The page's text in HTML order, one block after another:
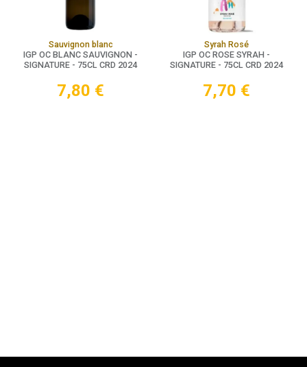
Sauvignon blanc
IGP OC BLANC SAUVIGNON -
SIGNATURE - 75CL CRD 2024
7,80 €
Syrah Rosé
IGP OC ROSE SYRAH -
SIGNATURE - 75CL CRD 2024
7,70 €